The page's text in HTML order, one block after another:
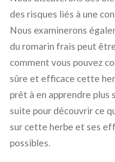
des risques liés à une
Nous examinerons
du romarin frais peut
comment vous pouvez
sûre et efficace cette
prêt à en apprendre plus
suite pour découvrir ce
sur cette herbe et ses
possibles.